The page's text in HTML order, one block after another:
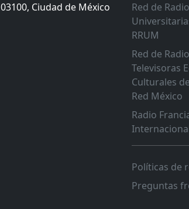
03100, Ciudad de México
Red de
RRUM
Red de
Televisoras
Culturales
Red México
Radio
Políticas de
Preguntas